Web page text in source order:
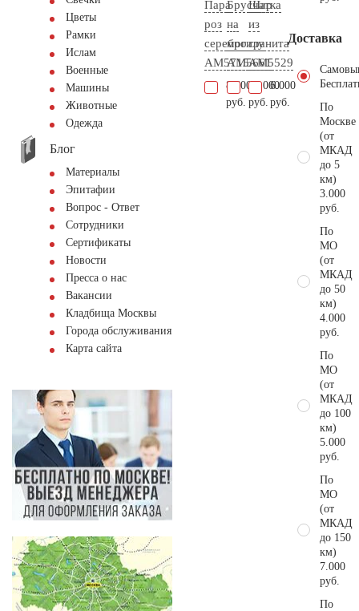
Цветы
Рамки
Ислам
Военные
Машины
Животные
Одежда
Блог
Материалы
Эпитафии
Вопрос - Ответ
Сотрудники
Сертификаты
Новости
Пресса о нас
Вакансии
Кладбища Москвы
Города обслуживания
Карта сайта
Пара
роз
серебро
AM5715
8.600
руб.
Брусчатка
на
могилу
AM5661
10.000
руб.
Шар
из
гранита
AM5529
6.000
руб.
Доставка
По
Москве
(от
МКАД
до 5
км)
3.000
руб.
По
МО
(от
МКАД
до 50
км)
4.000
руб.
По
МО
(от
МКАД
до 100
км)
5.000
руб.
По
МО
(от
МКАД
до 150
км)
7.000
руб.
По